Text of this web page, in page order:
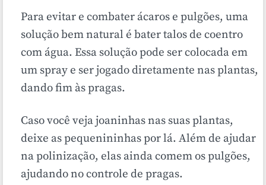
Para evitar e combater ácaros e pulgões, uma
solução bem natural é bater talos de coentro
com água. Essa solução pode ser colocada em
um spray e ser jogado diretamente nas plantas,
dando fim às pragas.
Caso você veja joaninhas nas suas plantas,
deixe as pequenininhas por lá. Além de ajudar
na polinização, elas ainda comem os pulgões,
ajudando no controle de pragas.